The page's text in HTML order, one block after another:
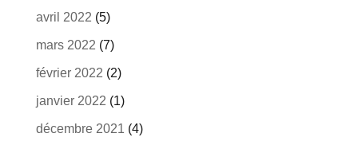
avril 2022 (5)
mars 2022 (7)
février 2022 (2)
janvier 2022 (1)
décembre 2021 (4)